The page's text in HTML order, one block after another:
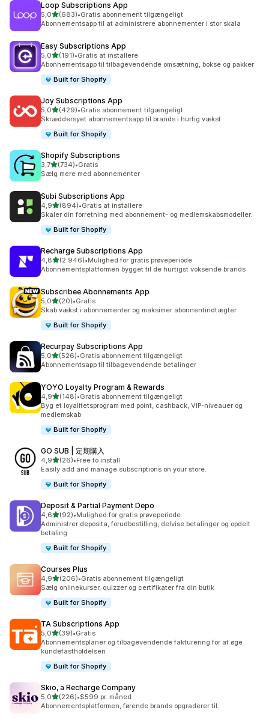
Loop Subscriptions App
5,0ud af 5 stjerner
(683)
683 anmeldelser i alt
•Gratis abonnement tilgængeligt
Abonnementsapp til at administrere abonnementer i stor skala
Easy Subscriptions App
5,0ud af 5 stjerner
(191)
191 anmeldelser i alt
•Gratis at installere
Abonnementsapp til tilbagevendende omsætning, bokse og pakker
Built for Shopify
Joy Subscriptions App
5,0ud af 5 stjerner
(429)
429 anmeldelser i alt
•Gratis abonnement tilgængeligt
Skræddersyet abonnementsapp til brands i hurtig vækst
Built for Shopify
Shopify Subscriptions
3,7ud af 5 stjerner
(734)
734 anmeldelser i alt
•Gratis
Sælg mere med abonnementer
Subi Subscriptions App
4,9ud af 5 stjerner
(894)
894 anmeldelser i alt
•Gratis at installere
Skaler din forretning med abonnement- og medlemskabsmodeller.
Built for Shopify
Recharge Subscriptions App
4,8ud af 5 stjerner
(2.946)
2946 anmeldelser i alt
•Mulighed for gratis prøveperiode
Abonnementsplatformen bygget til de hurtigst voksende brands
Subscribee Abonnements App
5,0ud af 5 stjerner
(20)
20 anmeldelser i alt
•Gratis
Skab vækst i abonnementer og maksimer abonnentindtægter
Built for Shopify
Recurpay Subscriptions App
5,0ud af 5 stjerner
(526)
526 anmeldelser i alt
•Gratis abonnement tilgængeligt
Abonnementsapp til tilbagevendende betalinger
YOYO Loyalty Program & Rewards
4,9ud af 5 stjerner
(148)
148 anmeldelser i alt
•Gratis abonnement tilgængeligt
Byg et loyalitetsprogram med point, cashback, VIP-niveauer og
medlemskab
Built for Shopify
GO SUB | 定期購入
4,9ud af 5 stjerner
(26)
26 anmeldelser i alt
•Free to install
Easily add and manage subscriptions on your store.
Built for Shopify
Deposit & Partial Payment Depo
4,6ud af 5 stjerner
(92)
92 anmeldelser i alt
•Mulighed for gratis prøveperiode
Administrer deposita, forudbestilling, delvise betalinger og opdelt
betaling
Built for Shopify
Courses Plus
4,9ud af 5 stjerner
(206)
206 anmeldelser i alt
•Gratis abonnement tilgængeligt
Sælg onlinekurser, quizzer og certifikater fra din butik
Built for Shopify
TA Subscriptions App
5,0ud af 5 stjerner
(39)
39 anmeldelser i alt
•Gratis
Abonnementsplaner og tilbagevendende fakturering for at øge
kundefastholdelsen
Built for Shopify
Skio, a Recharge Company
5,0ud af 5 stjerner
(226)
226 anmeldelser i alt
•$599 pr. måned
Abonnementsplatformen, førende brands opgraderer til.